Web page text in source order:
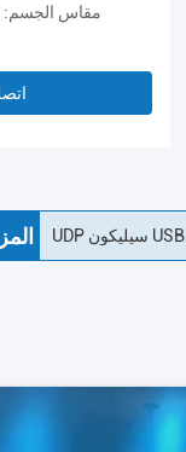
مقاس الجسم: 247 * 74.5 * 8 ملم